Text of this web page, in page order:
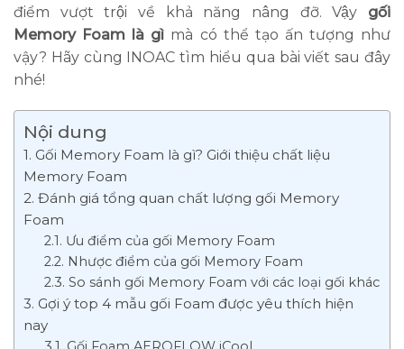
điểm vượt trội về khả năng nâng đỡ. Vậy gối
Memory Foam là gì mà có thể tạo ấn tượng như
vậy? Hãy cùng INOAC tìm hiểu qua bài viết sau đây
nhé!
Nội dung
1. Gối Memory Foam là gì? Giới thiệu chất liệu
Memory Foam
2. Đánh giá tổng quan chất lượng gối Memory
Foam
2.1. Ưu điểm của gối Memory Foam
2.2. Nhược điểm của gối Memory Foam
2.3. So sánh gối Memory Foam với các loại gối khác
3. Gợi ý top 4 mẫu gối Foam được yêu thích hiện
nay